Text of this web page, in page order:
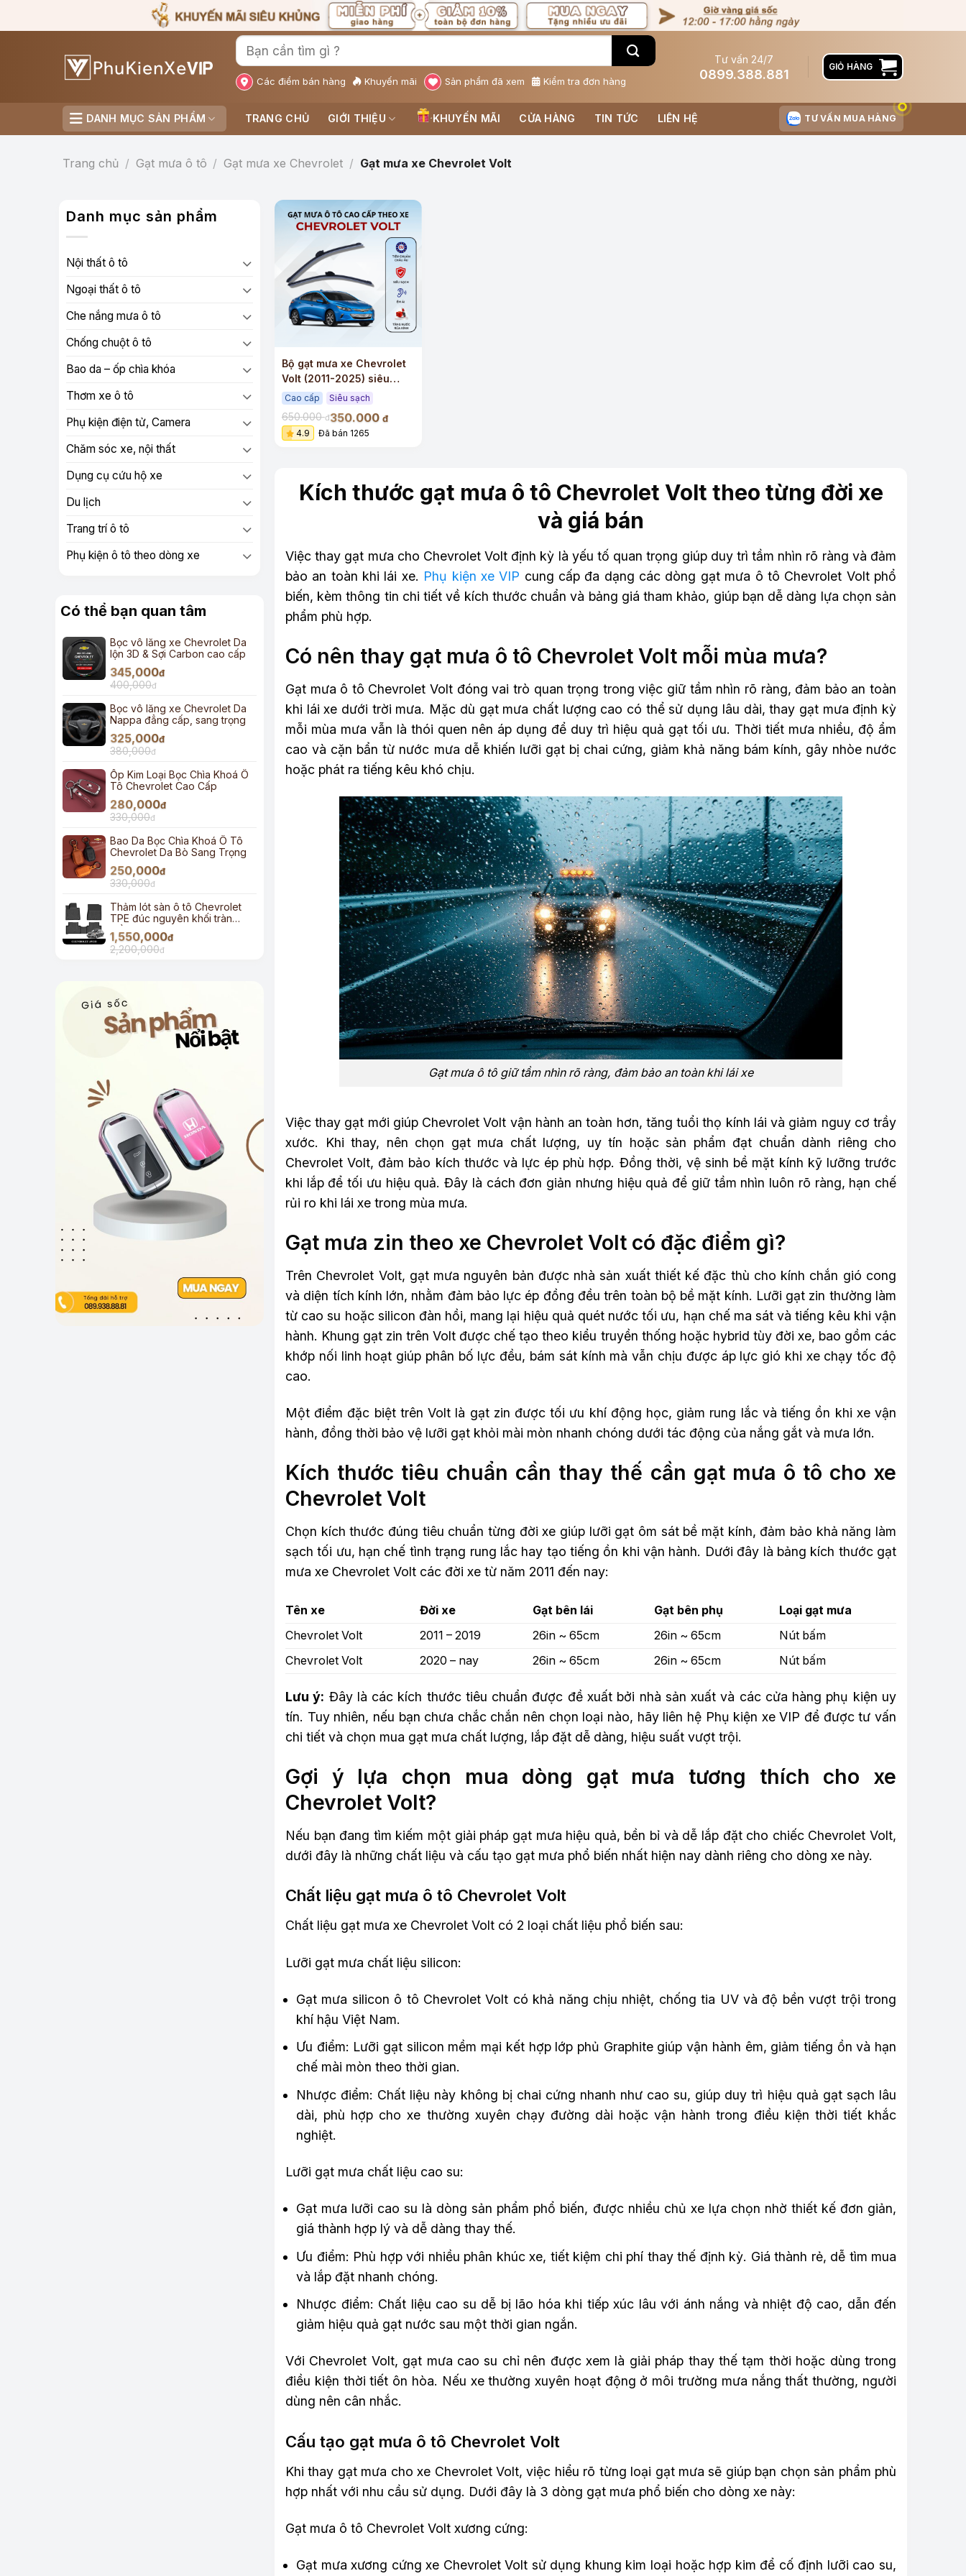
qua
Các điểm bán hàng Khuyến mãi Sản phẩm đã xem Kiểm tra đơn hàng
Tư vấn 24/7
0899.388.881
GIỎ HÀNG
DANH MỤC SẢN PHẨM TRANG CHỦ GIỚI THIỆU KHUYẾN MÃI CỬA HÀNG TIN TỨC LIÊN HỆ TƯ VẤN MUA HÀNG
Trang chủ / Gạt mưa ô tô / Gạt mưa xe Chevrolet / Gạt mưa xe Chevrolet Volt
Danh mục sản phẩm
Nội thất ô tô
Ngoại thất ô tô
Che nắng mưa ô tô
Chống chuột ô tô
Bao da – ốp chìa khóa
Thơm xe ô tô
Phụ kiện điện tử, Camera
Chăm sóc xe, nội thất
Dụng cụ cứu hộ xe
Du lịch
Trang trí ô tô
Phụ kiện ô tô theo dòng xe
Có thể bạn quan tâm
Bọc vô lăng xe Chevrolet Da
lộn 3D & Sợi Carbon cao cấp
345,000đ
400,000đ
Bọc vô lăng xe Chevrolet Da
Nappa đẳng cấp, sang trọng
325,000đ
380,000đ
Ốp Kim Loại Bọc Chìa Khoá Ô
Tô Chevrolet Cao Cấp
280,000đ
330,000đ
Bao Da Bọc Chìa Khoá Ô Tô
Chevrolet Da Bò Sang Trọng
250,000đ
330,000đ
Thảm lót sàn ô tô Chevrolet
TPE đúc nguyên khối tràn
viền
1,550,000đ
2,200,000đ
Bộ gạt mưa xe Chevrolet
Volt (2011-2025) siêu
sạch siêu êm
Cao cấp Siêu sạch
650.000đ350.000 đ
4.9
Đã bán 1265
Kích thước gạt mưa ô tô Chevrolet Volt theo từng đời xe
và giá bán
Việc thay gạt mưa cho Chevrolet Volt định kỳ là yếu tố quan trọng giúp duy trì tầm nhìn rõ ràng và đảm
bảo an toàn khi lái xe. Phụ kiện xe VIP cung cấp đa dạng các dòng gạt mưa ô tô Chevrolet Volt phổ
biến, kèm thông tin chi tiết về kích thước chuẩn và bảng giá tham khảo, giúp bạn dễ dàng lựa chọn sản
phẩm phù hợp.
Có nên thay gạt mưa ô tô Chevrolet Volt mỗi mùa mưa?
Gạt mưa ô tô Chevrolet Volt đóng vai trò quan trọng trong việc giữ tầm nhìn rõ ràng, đảm bảo an toàn
khi lái xe dưới trời mưa. Mặc dù gạt mưa chất lượng cao có thể sử dụng lâu dài, thay gạt mưa định kỳ
mỗi mùa mưa vẫn là thói quen nên áp dụng để duy trì hiệu quả gạt tối ưu. Thời tiết mưa nhiều, độ ẩm
cao và cặn bẩn từ nước mưa dễ khiến lưỡi gạt bị chai cứng, giảm khả năng bám kính, gây nhòe nước
hoặc phát ra tiếng kêu khó chịu.
Gạt mưa ô tô giữ tầm nhìn rõ ràng, đảm bảo an toàn khi lái xe
Việc thay gạt mới giúp Chevrolet Volt vận hành an toàn hơn, tăng tuổi thọ kính lái và giảm nguy cơ trầy
xước. Khi thay, nên chọn gạt mưa chất lượng, uy tín hoặc sản phẩm đạt chuẩn dành riêng cho
Chevrolet Volt, đảm bảo kích thước và lực ép phù hợp. Đồng thời, vệ sinh bề mặt kính kỹ lưỡng trước
khi lắp để tối ưu hiệu quả. Đây là cách đơn giản nhưng hiệu quả để giữ tầm nhìn luôn rõ ràng, hạn chế
rủi ro khi lái xe trong mùa mưa.
Gạt mưa zin theo xe Chevrolet Volt có đặc điểm gì?
Trên Chevrolet Volt, gạt mưa nguyên bản được nhà sản xuất thiết kế đặc thù cho kính chắn gió cong
và diện tích kính lớn, nhằm đảm bảo lực ép đồng đều trên toàn bộ bề mặt kính. Lưỡi gạt zin thường làm
từ cao su hoặc silicon đàn hồi, mang lại hiệu quả quét nước tối ưu, hạn chế ma sát và tiếng kêu khi vận
hành. Khung gạt zin trên Volt được chế tạo theo kiểu truyền thống hoặc hybrid tùy đời xe, bao gồm các
khớp nối linh hoạt giúp phân bố lực đều, bám sát kính mà vẫn chịu được áp lực gió khi xe chạy tốc độ
cao.
Một điểm đặc biệt trên Volt là gạt zin được tối ưu khí động học, giảm rung lắc và tiếng ồn khi xe vận
hành, đồng thời bảo vệ lưỡi gạt khỏi mài mòn nhanh chóng dưới tác động của nắng gắt và mưa lớn.
Kích thước tiêu chuẩn cần thay thế cần gạt mưa ô tô cho xe
Chevrolet Volt
Chọn kích thước đúng tiêu chuẩn từng đời xe giúp lưỡi gạt ôm sát bề mặt kính, đảm bảo khả năng làm
sạch tối ưu, hạn chế tình trạng rung lắc hay tạo tiếng ồn khi vận hành. Dưới đây là bảng kích thước gạt
mưa xe Chevrolet Volt các đời xe từ năm 2011 đến nay:
Tên xe Đời xe Gạt bên lái Gạt bên phụ
Loại gạt mưa
Chevrolet Volt
2011 – 2019 26in ~ 65cm 26in ~ 65cm
Nút bấm
Chevrolet Volt
2020 – nay 26in ~ 65cm 26in ~ 65cm Nút bấm
Lưu ý: Đây là các kích thước tiêu chuẩn được đề xuất bởi nhà sản xuất và các cửa hàng phụ kiện uy
tín. Tuy nhiên, nếu bạn chưa chắc chắn nên chọn loại nào, hãy liên hệ Phụ kiện xe VIP để được tư vấn
chi tiết và chọn mua gạt mưa chất lượng, lắp đặt dễ dàng, hiệu suất vượt trội.
Gợi ý lựa chọn mua dòng gạt mưa tương thích cho xe
Chevrolet Volt?
Nếu bạn đang tìm kiếm một giải pháp gạt mưa hiệu quả, bền bỉ và dễ lắp đặt cho chiếc Chevrolet Volt,
dưới đây là những chất liệu và cấu tạo gạt mưa phổ biến nhất hiện nay dành riêng cho dòng xe này.
Chất liệu gạt mưa ô tô Chevrolet Volt
Chất liệu gạt mưa xe Chevrolet Volt có 2 loại chất liệu phổ biến sau:
Lưỡi gạt mưa chất liệu silicon:
Gạt mưa silicon ô tô Chevrolet Volt có khả năng chịu nhiệt, chống tia UV và độ bền vượt trội trong
khí hậu Việt Nam.
Ưu điểm: Lưỡi gạt silicon mềm mại kết hợp lớp phủ Graphite giúp vận hành êm, giảm tiếng ồn và hạn
chế mài mòn theo thời gian.
Nhược điểm: Chất liệu này không bị chai cứng nhanh như cao su, giúp duy trì hiệu quả gạt sạch lâu
dài, phù hợp cho xe thường xuyên chạy đường dài hoặc vận hành trong điều kiện thời tiết khắc
nghiệt.
Lưỡi gạt mưa chất liệu cao su:
Gạt mưa lưỡi cao su là dòng sản phẩm phổ biến, được nhiều chủ xe lựa chọn nhờ thiết kế đơn giản,
giá thành hợp lý và dễ dàng thay thế.
Ưu điểm: Phù hợp với nhiều phân khúc xe, tiết kiệm chi phí thay thế định kỳ. Giá thành rẻ, dễ tìm mua
và lắp đặt nhanh chóng.
Nhược điểm: Chất liệu cao su dễ bị lão hóa khi tiếp xúc lâu với ánh nắng và nhiệt độ cao, dẫn đến
giảm hiệu quả gạt nước sau một thời gian ngắn.
Với Chevrolet Volt, gạt mưa cao su chỉ nên được xem là giải pháp thay thế tạm thời hoặc dùng trong
điều kiện thời tiết ôn hòa. Nếu xe thường xuyên hoạt động ở môi trường mưa nắng thất thường, người
dùng nên cân nhắc.
Cấu tạo gạt mưa ô tô Chevrolet Volt
Khi thay gạt mưa cho xe Chevrolet Volt, việc hiểu rõ từng loại gạt mưa sẽ giúp bạn chọn sản phẩm phù
hợp nhất với nhu cầu sử dụng. Dưới đây là 3 dòng gạt mưa phổ biến cho dòng xe này:
Gạt mưa ô tô Chevrolet Volt xương cứng:
Gạt mưa xương cứng xe Chevrolet Volt sử dụng khung kim loại hoặc hợp kim để cố định lưỡi cao su,